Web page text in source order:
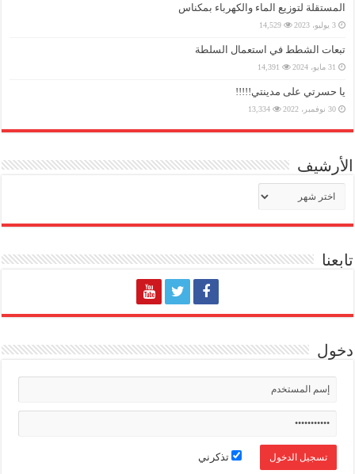
المستقلة لتوزيع الماء والكهرباء بمكناس
3 يوليو، 2023 14,529
تبعات الشطط في استعمال السلطة
31 مايو، 2024 14,391
يا حسرتي على مدينتي!!!!!
30 نوفمبر، 2022 13,334
الأرشيف
تابعنا
دخول
تذكرني